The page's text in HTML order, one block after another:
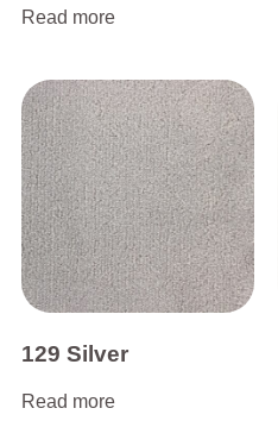
Read more
129 Silver
Read more